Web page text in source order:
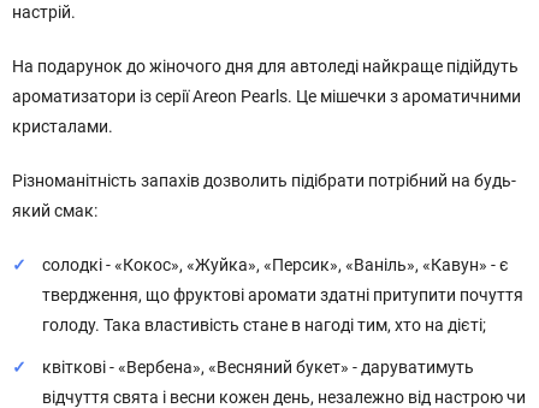
настрій.
На подарунок до жіночого дня для автоледі найкраще підійдуть
ароматизатори із серії Areon Pearls. Це мішечки з ароматичними
кристалами.
Різноманітність запахів дозволить підібрати потрібний на будь-
який смак:
солодкі - «Кокос», «Жуйка», «Персик», «Ваніль», «Кавун» - є
твердження, що фруктові аромати здатні притупити почуття
голоду. Така властивість стане в нагоді тим, хто на дієті;
квіткові - «Вербена», «Весняний букет» - даруватимуть
відчуття свята і весни кожен день, незалежно від настрою чи